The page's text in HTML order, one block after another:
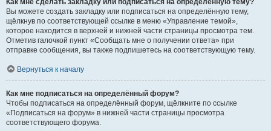
Как мне сделать закладку или подписаться на определённую тему?
Вы можете создать закладку или подписаться на определённую тему,
щёлкнув по соответствующей ссылке в меню «Управление темой»,
которое находится в верхней и нижней части страницы просмотра тем.
Отметив галочкой пункт «Сообщать мне о получении ответа» при
отправке сообщения, вы также подпишетесь на соответствующую тему.
Вернуться к началу
Как мне подписаться на определённый форум?
Чтобы подписаться на определённый форум, щёлкните по ссылке
«Подписаться на форум» в нижней части страницы просмотра
соответствующего форума.